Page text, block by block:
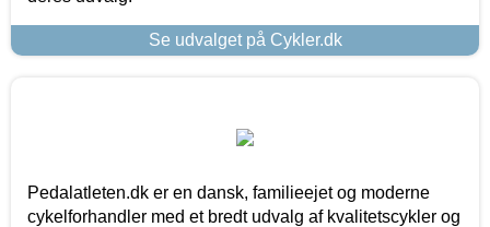
Se udvalget på Cykler.dk
Pedalatleten.dk er en dansk, familieejet og moderne
cykelforhandler med et bredt udvalg af kvalitetscykler og